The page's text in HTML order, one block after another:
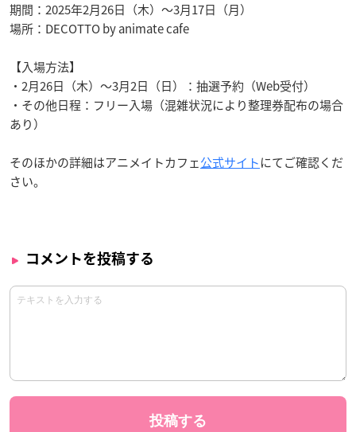
期間：2025年2月26日（木）～3月17日（月）
場所：DECOTTO by animate cafe
【入場方法】
・2月26日（木）～3月2日（日）：抽選予約（Web受付）
・その他日程：フリー入場（混雑状況により整理券配布の場合
あり）
そのほかの詳細はアニメイトカフェ公式サイトにてご確認くだ
さい。
コメントを投稿する